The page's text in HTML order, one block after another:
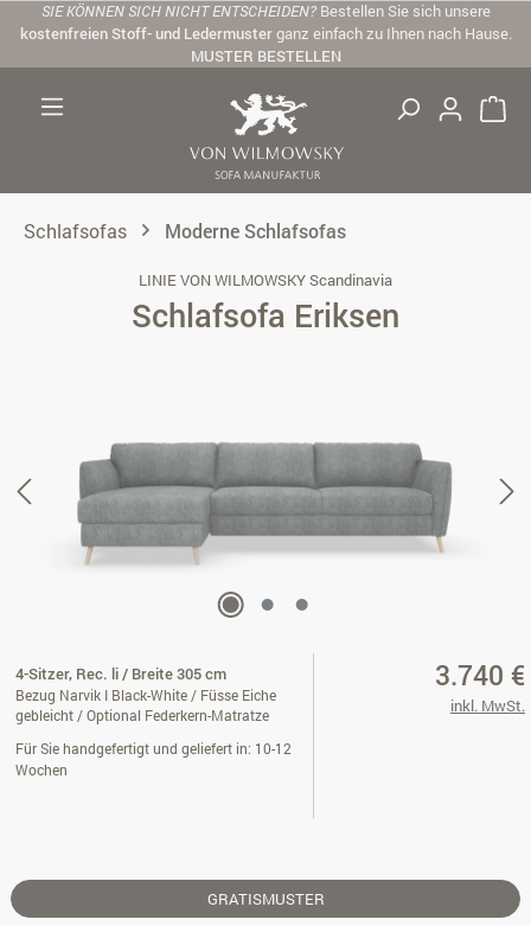
Zum Hauptinhalt springen
SIE KÖNNEN SICH NICHT ENTSCHEIDEN? Bestellen Sie sich unsere
kostenfreien Stoff- und Ledermusterganz einfach zu Ihnen nach Hause.
MUSTER BESTELLEN
Schlafsofas Moderne Schlafsofas
LINIE VON WILMOWSKY Scandinavia
Schlafsofa Eriksen
4-Sitzer, Rec. li / Breite 305 cm
Bezug Narvik I Black-White / Füsse Eiche
gebleicht / Optional Federkern-Matratze
Für Sie handgefertigt und geliefert in: 10-12
Wochen
3.740 €
inkl. MwSt.
GRATISMUSTER